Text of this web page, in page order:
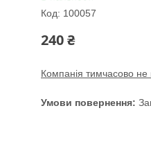
Код: 100057
240 ₴
Компанія тимчасово